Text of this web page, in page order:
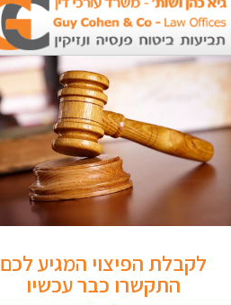
לקבלת הפיצוי המגיע לכם
התקשרו כבר עכשיו